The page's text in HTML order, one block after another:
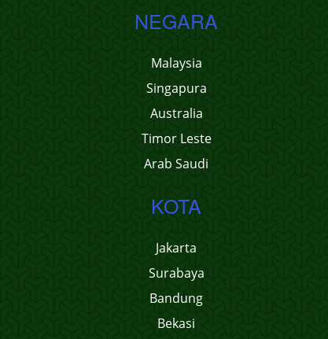
NEGARA
Malaysia
Singapura
Australia
Timor Leste
Arab Saudi
KOTA
Jakarta
Surabaya
Bandung
Bekasi